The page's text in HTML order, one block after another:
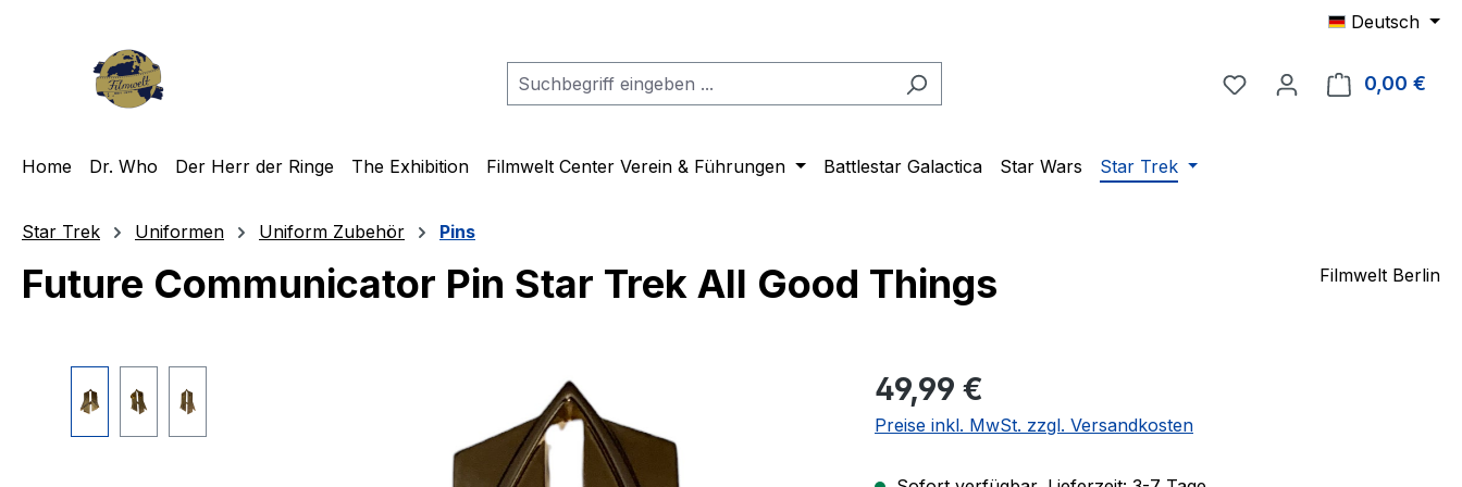
Deutsch
Du hast 0 Produkte auf
0,00 €
Home Dr. Who Der Herr der Ringe The Exhibition Filmwelt Center Verein & Führungen Battlestar Galactica Star Wars Star Trek
Star Trek Uniformen Uniform Zubehör Pins
Future Communicator Pin Star Trek All Good Things Filmwelt Berlin
Regulärer Preis:
49,99 €
Preise inkl. MwSt. zzgl. Versandkosten